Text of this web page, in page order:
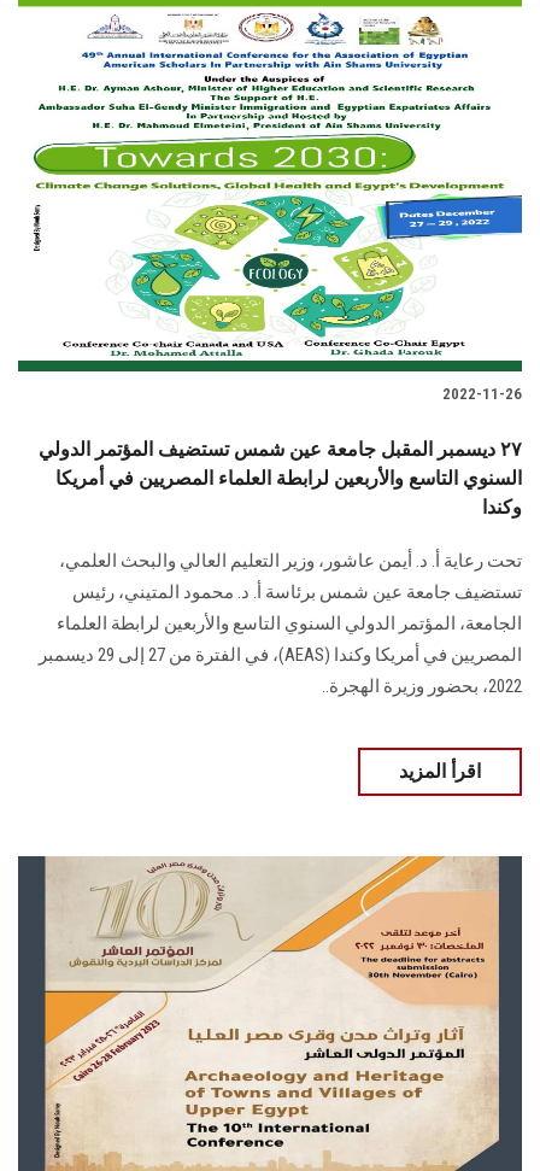
2022-11-26
٢٧ ديسمبر المقبل جامعة عين شمس تستضيف المؤتمر الدولي
السنوي التاسع والأربعين لرابطة العلماء المصريين في أمريكا
وكندا
تحت رعاية أ. د. أيمن عاشور، وزير التعليم العالي والبحث العلمي،
تستضيف جامعة عين شمس برئاسة أ. د. محمود المتيني، رئيس
الجامعة، المؤتمر الدولي السنوي التاسع والأربعين لرابطة العلماء
المصريين في أمريكا وكندا (AEAS)، في الفترة من 27 إلى 29 ديسمبر
2022، بحضور وزيرة الهجرة..
اقرأ المزيد